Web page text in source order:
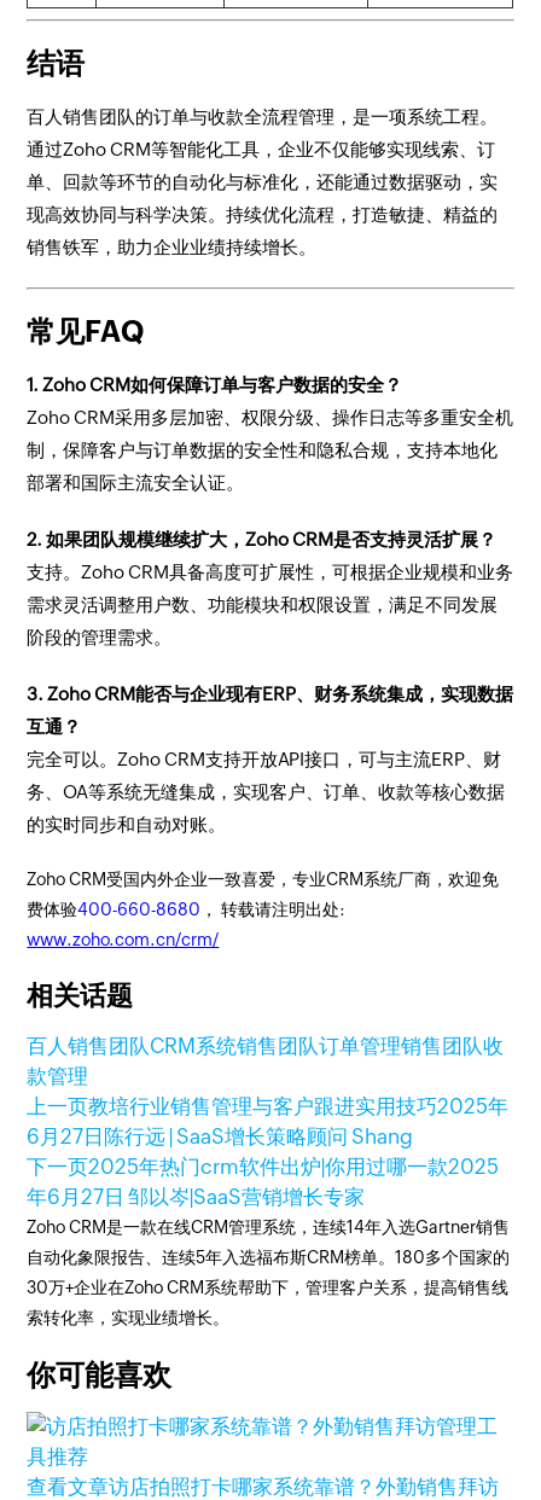
结语
百人销售团队的订单与收款全流程管理，是一项系统工程。
通过Zoho CRM等智能化工具，企业不仅能够实现线索、订
单、回款等环节的自动化与标准化，还能通过数据驱动，实
现高效协同与科学决策。持续优化流程，打造敏捷、精益的
销售铁军，助力企业业绩持续增长。
常见FAQ
1. Zoho CRM如何保障订单与客户数据的安全？
Zoho CRM采用多层加密、权限分级、操作日志等多重安全机
制，保障客户与订单数据的安全性和隐私合规，支持本地化
部署和国际主流安全认证。
2. 如果团队规模继续扩大，Zoho CRM是否支持灵活扩展？
支持。Zoho CRM具备高度可扩展性，可根据企业规模和业务
需求灵活调整用户数、功能模块和权限设置，满足不同发展
阶段的管理需求。
3. Zoho CRM能否与企业现有ERP、财务系统集成，实现数据
互通？
完全可以。Zoho CRM支持开放API接口，可与主流ERP、财
务、OA等系统无缝集成，实现客户、订单、收款等核心数据
的实时同步和自动对账。
Zoho CRM受国内外企业一致喜爱，专业CRM系统厂商，欢迎免
费体验400-660-8680 ， 转载请注明出处:
www.zoho.com.cn/crm/
相关话题
百人销售团队CRM系统销售团队订单管理销售团队收
款管理
上一页教培行业销售管理与客户跟进实用技巧2025年
6月27日 陈行远 | SaaS增长策略顾问 Shang
下一页2025年热门crm软件出炉|你用过哪一款2025
年6月27日 邹以岑|SaaS营销增长专家
Zoho CRM是一款在线CRM管理系统，连续14年入选Gartner销售
自动化象限报告、连续5年入选福布斯CRM榜单。180多个国家的
30万+企业在Zoho CRM系统帮助下，管理客户关系，提高销售线
索转化率，实现业绩增长。
你可能喜欢
查看文章访店拍照打卡哪家系统靠谱？外勤销售拜访